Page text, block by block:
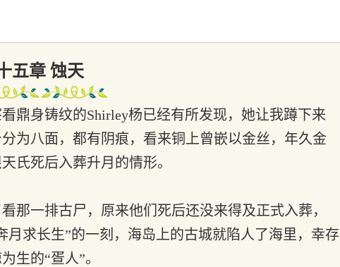
五章 蚀天
鼎身铸纹的Shirley杨已经有所发现，她让我蹲下来
为八面，都有阴痕，看来铜上曾嵌以金丝，年久金
氏死后入葬升月的情形。
一排古尸，原来他们死后还没来得及正式入葬，
求长生”的一刻，海岛上的古城就陷人了海里，幸存
生的“疍人”。